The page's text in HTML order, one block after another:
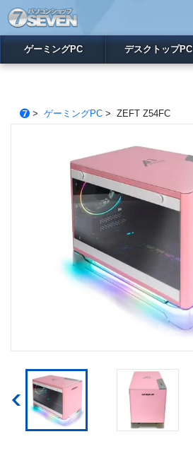
ゲーミングPC デスクトップPC
> ゲーミングPC> ZEFT Z54FC